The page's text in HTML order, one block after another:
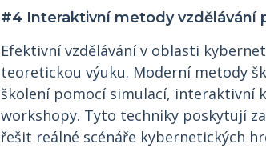
#4 Interaktivní metody vzdělávání
Efektivní vzdělávání v oblasti
teoretickou výuku. Moderní metody
školení pomocí simulací, interaktivní
workshopy. Tyto techniky poskytují
řešit reálné scénáře kybernetických